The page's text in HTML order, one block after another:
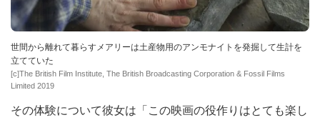
世間から離れて暮らすメアリーは土産物用のアンモナイトを発掘して生計を
立てていた
[c]The British Film Institute, The British Broadcasting Corporation & Fossil Films
Limited 2019
その体験について彼女は「この映画の役作りはとても楽し